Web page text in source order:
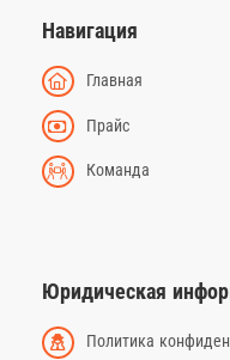
Навигация
Главная
Прайс
Команда
Юридическая
Политика